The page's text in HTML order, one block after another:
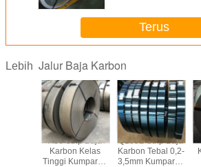
Terus
Lebih Jalur Baja Karbon
A36 Strip Baja
Karbon Kelas
Tinggi Kumparan
Q195B Strip Baja
Karbon Tebal 0,2-
3,5mm Kumparan